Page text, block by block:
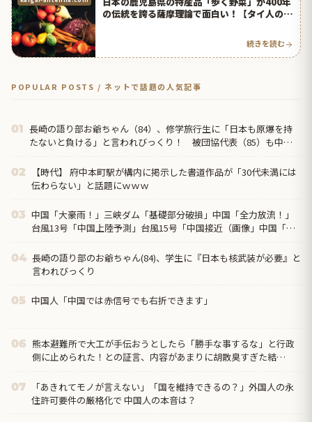
の伝統を誇る薩摩理論で面白い！【タイ人の反
続きを読む
POPULAR POSTS / ネットで話題の人気記事
01 長崎の語り部お爺ちゃん（84）、修学旅行生に「日本も原爆を持
たないと負ける」と言われびっくり！ 被団協代表（85）も中学
02
【時代】 府中本町駅が構内に掲示した書道作品が「30代未満には
伝わらない」と話題にｗｗｗ
03 中国「大豪雨！」三峡ダム「基礎部分破損」中国「全力放流！」
台風13号「中国上陸予測」台風15号「中国接近（画像」中国「台
04 長崎の語り部のお爺ちゃん(84)、学生に『日本も核武装が必要』と
言われびっくり
05 中国人「中国では赤信号でも右折できます」
06 熊本避難所で大工が手伝おうとしたら「勝手な事するな」と行政
側に止められた！との証言、内容があまりに胡散臭すぎた結
07
「あきれてモノが言えない」「国を維持できるの？」外国人の永
住許可要件の厳格化で 中国人の本音は？